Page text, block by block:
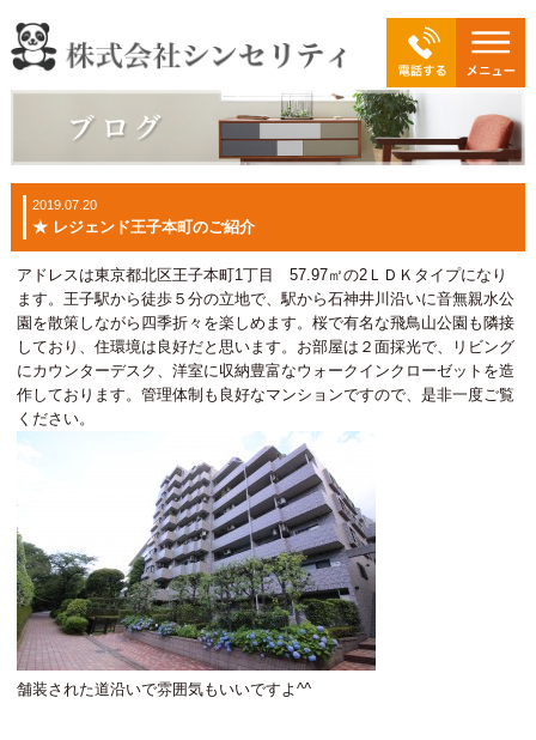
2019.07.20
★ レジェンド王子本町のご紹介
アドレスは東京都北区王子本町1丁目 57.97㎡の2ＬＤＫタイプになり
ます。王子駅から徒歩５分の立地で、駅から石神井川沿いに音無親水公
園を散策しながら四季折々を楽しめます。桜で有名な飛鳥山公園も隣接
しており、住環境は良好だと思います。お部屋は２面採光で、リビング
にカウンターデスク、洋室に収納豊富なウォークインクローゼットを造
作しております。管理体制も良好なマンションですので、是非一度ご覧
ください。
舗装された道沿いで雰囲気もいいですよ^^